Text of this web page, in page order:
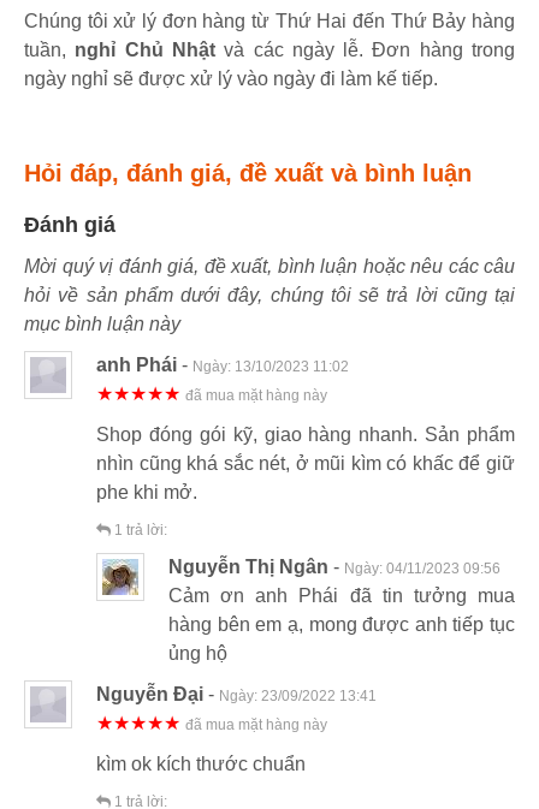
Chúng tôi xử lý đơn hàng từ Thứ Hai đến Thứ Bảy hàng
tuần, nghỉ Chủ Nhậtvà các ngày lễ. Đơn hàng trong
ngày nghỉ sẽ được xử lý vào ngày đi làm kế tiếp.
Hỏi đáp, đánh giá, đề xuất và bình luận
Đánh giá
Mời quý vị đánh giá, đề xuất, bình luận hoặc nêu các câu
hỏi về sản phẩm dưới đây, chúng tôi sẽ trả lời cũng tại
mục bình luận này
anh Phái - Ngày: 13/10/2023 11:02
★★★★★ đã mua mặt hàng này
Shop đóng gói kỹ, giao hàng nhanh. Sản phẩm
nhìn cũng khá sắc nét, ở mũi kìm có khấc để giữ
phe khi mở.
1 trả lời:
Nguyễn Thị Ngân - Ngày: 04/11/2023 09:56
Cảm ơn anh Phái đã tin tưởng mua
hàng bên em ạ, mong được anh tiếp tục
ủng hộ
Nguyễn Đại - Ngày: 23/09/2022 13:41
★★★★★ đã mua mặt hàng này
kìm ok kích thước chuẩn
1 trả lời: